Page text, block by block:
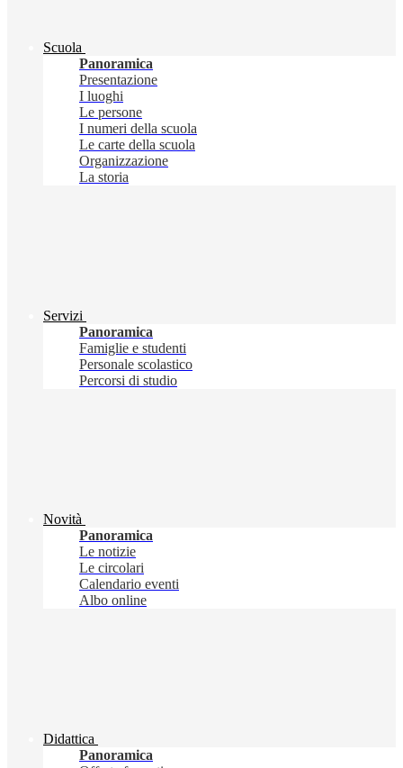
Scuola
Panoramica
Presentazione
I luoghi
Le persone
I numeri della scuola
Le carte della scuola
Organizzazione
La storia
Servizi
Panoramica
Famiglie e studenti
Personale scolastico
Percorsi di studio
Novità
Panoramica
Le notizie
Le circolari
Calendario eventi
Albo online
Didattica
Panoramica